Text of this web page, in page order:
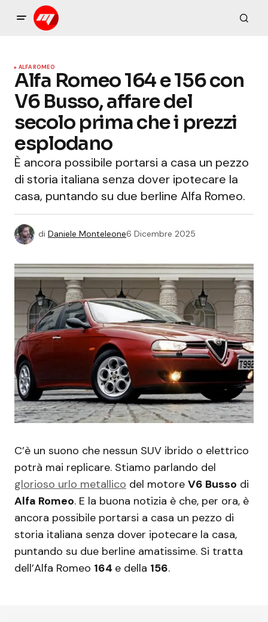
ALFA ROMEO
Alfa Romeo 164 e 156 con
V6 Busso, affare del
secolo prima che i prezzi
esplodano
È ancora possibile portarsi a casa un pezzo
di storia italiana senza dover ipotecare la
casa, puntando su due berline Alfa Romeo.
di Daniele Monteleone6 Dicembre 2025
C’è un suono che nessun SUV ibrido o elettrico
potrà mai replicare. Stiamo parlando del
glorioso urlo metallico del motore V6 Busso di
Alfa Romeo. E la buona notizia è che, per ora, è
ancora possibile portarsi a casa un pezzo di
storia italiana senza dover ipotecare la casa,
puntando su due berline amatissime. Si tratta
dell’Alfa Romeo 164 e della 156.